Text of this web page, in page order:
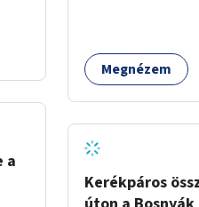
a
Megnézem
Kerékpáros